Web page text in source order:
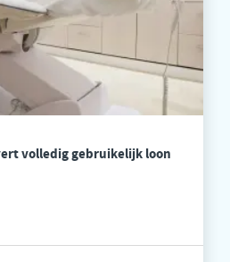
volledig gebruikelijk loon